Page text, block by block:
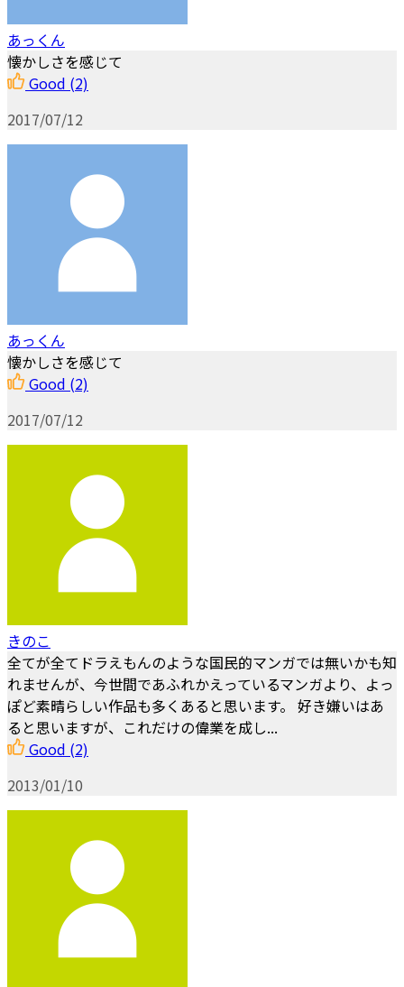
あっくん
懐かしさを感じて
Good (2)
2017/07/12
あっくん
懐かしさを感じて
Good (2)
2017/07/12
きのこ
全てが全てドラえもんのような国民的マンガでは無いかも知
れませんが、今世間であふれかえっているマンガより、よっ
ぽど素晴らしい作品も多くあると思います。 好き嫌いはあ
ると思いますが、これだけの偉業を成し...
Good (2)
2013/01/10